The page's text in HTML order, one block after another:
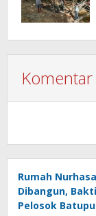
Komentar
Rumah
Dibangun,
Pelosok